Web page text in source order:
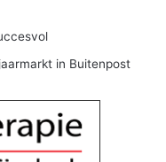
in Buitenpost